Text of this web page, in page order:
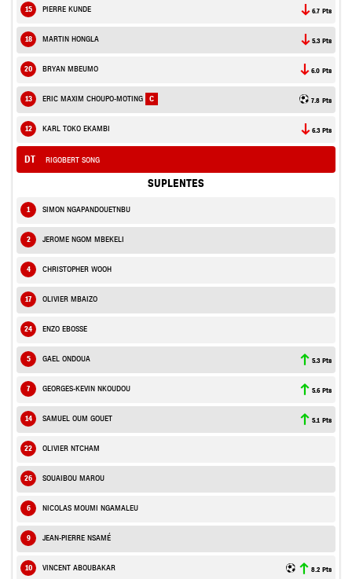
15 PIERRE KUNDE 6.7 Pts
18 MARTIN HONGLA 5.3 Pts
20 BRYAN MBEUMO 6.0 Pts
13 ERIC MAXIM CHOUPO-MOTING C 7.8 Pts
12 KARL TOKO EKAMBI 6.3 Pts
DT RIGOBERT SONG
SUPLENTES
1 SIMON NGAPANDOUETNBU
2 JEROME NGOM MBEKELI
4 CHRISTOPHER WOOH
17 OLIVIER MBAIZO
24 ENZO EBOSSE
5 GAEL ONDOUA 5.3 Pts
7 GEORGES-KEVIN NKOUDOU 5.6 Pts
14 SAMUEL OUM GOUET 5.1 Pts
22 OLIVIER NTCHAM
26 SOUAIBOU MAROU
6 NICOLAS MOUMI NGAMALEU
9 JEAN-PIERRE NSAMÉ
10 VINCENT ABOUBAKAR 8.2 Pts